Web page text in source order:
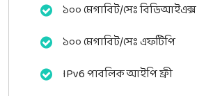
১০০ মেগাবিট/সেঃ বিডিআইএক্স
১০০ মেগাবিট/সেঃ এফটিপি
IPv6 পাবলিক আইপি ফ্রী